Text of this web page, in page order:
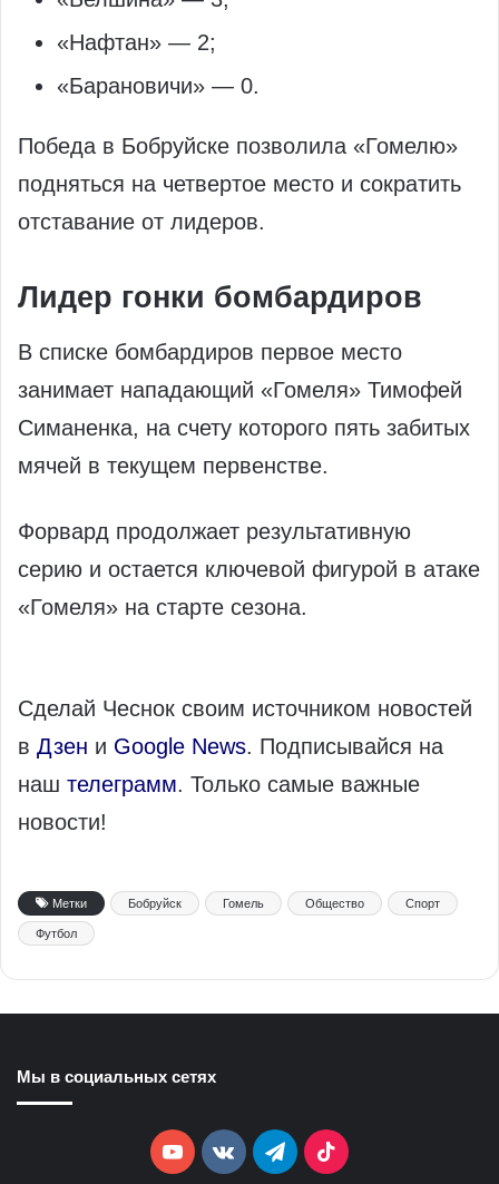
«Нафтан» — 2;
«Барановичи» — 0.
Победа в Бобруйске позволила «Гомелю»
подняться на четвертое место и сократить
отставание от лидеров.
Лидер гонки бомбардиров
В списке бомбардиров первое место
занимает нападающий «Гомеля» Тимофей
Симаненка, на счету которого пять забитых
мячей в текущем первенстве.
Форвард продолжает результативную
серию и остается ключевой фигурой в атаке
«Гомеля» на старте сезона.
Сделай Чеснок своим источником новостей
в Дзен и Google News. Подписывайся на
наш телеграмм. Только самые важные
новости!
Метки Бобруйск Гомель Общество Спорт
Футбол
Мы в социальных сетях
YouTubevk.comTelegramTikTok